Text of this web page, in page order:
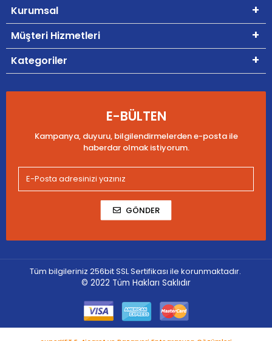
Kurumsal
Müşteri Hizmetleri
Kategoriler
E-BÜLTEN
Kampanya, duyuru, bilgilendirmelerden e-posta ile
haberdar olmak istiyorum.
GÖNDER
Tüm bilgileriniz 256bit SSL Sertifikası ile korunmaktadır.
© 2022 Tüm Hakları Saklıdır